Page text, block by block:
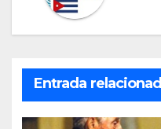
Entrada